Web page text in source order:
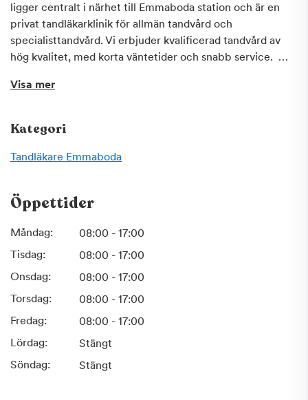
ligger centralt i närhet till Emmaboda station och är en
privat tandläkarklinik för allmän tandvård och
specialisttandvård. Vi erbjuder kvalificerad tandvård av
hög kvalitet, med korta väntetider och snabb service.
Hos oss välkomnas du av professionell tandvårdspersonal
och god tandvård. Vi använder oss av den senaste
tekniken och beprövade behandlingsmetoder för bland
annat tandstensborttagning, karieskontroll, lagningar,
Vår mottagning har fräscha lokaler med trivsam
ditt besök.
Varmt välkommen!
Visa mer
Kategori
Tandläkare Emmaboda
Öppettider
Måndag:
08:00 - 17:00
Tisdag:
08:00 - 17:00
Onsdag:
08:00 - 17:00
Torsdag:
08:00 - 17:00
Fredag:
08:00 - 17:00
Lördag:
Stängt
Söndag:
Stängt